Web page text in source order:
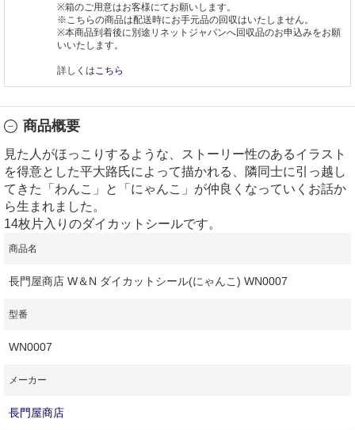
※箱のご用意はお客様にてお願いします。
※こちらの商品は配送時にお手元品の回収はいたしません。
※本商品到着後に別途リネットジャパンへ回収品のお申込みをお願
いいたします。
詳しくは こちら
商品概要
見た人がほっこりするような、ストーリー性のあるイラスト
を得意とした平大路氏によって描かれる、隣同士に引っ越し
てきた「わんこ」と「にゃんこ」が仲良くなっていくお話か
ら生まれました。
14枚片入りのダイカットシールです。
商品名
長門屋商店 W＆N ダイカットシール(にゃんこ) WN0007
型番
WN0007
メーカー
長門屋商店